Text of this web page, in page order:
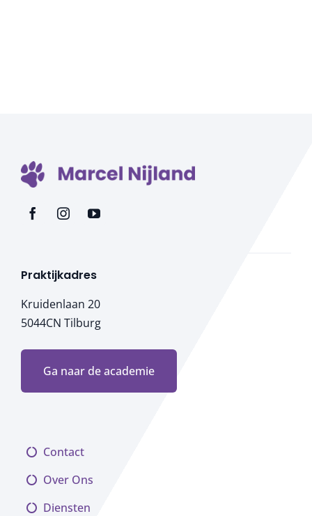
Praktijkadres
Kruidenlaan 20
5044CN Tilburg
Ga naar de academie
Contact
Over Ons
Diensten